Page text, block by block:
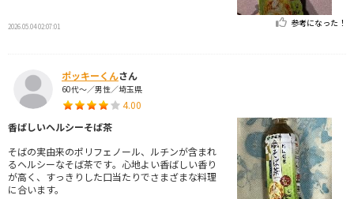
2026.05.04 02:07:01 参考になった！
ポッキーくんさん
60代～／男性／埼玉県
4.00
香ばしいヘルシーそば茶
そばの実由来のポリフェノール、ルチンが含まれ
るヘルシーなそば茶です。心地よい香ばしい香り
が高く、すっきりした口当たりでさまざまな料理
に合います。